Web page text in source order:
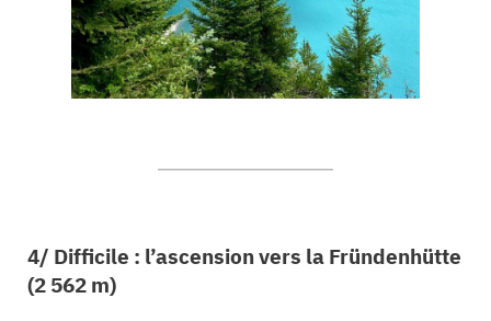
4/ Difficile : l’ascension vers la Fründenhütte
(2 562 m)